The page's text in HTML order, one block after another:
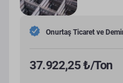
Onurtaş Ticaret ve
37.922,25 ₺/Ton